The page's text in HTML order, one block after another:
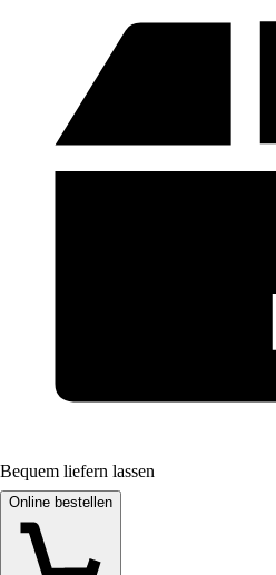
Bequem liefern lassen
Online bestellen